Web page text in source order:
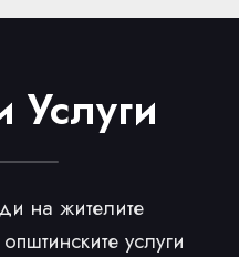
Услуги
на жителите
услуги